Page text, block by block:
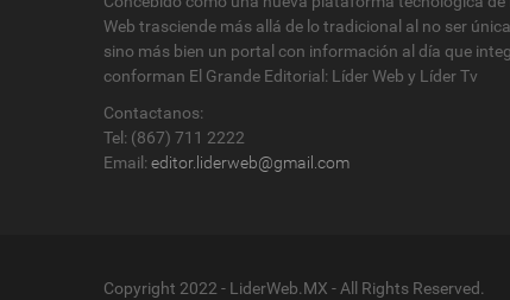
Web trasciende más allá de lo tradicional al no ser
sino más bien un portal con información al día que
conforman El Grande Editorial: Líder Web y Líder Tv
Contactanos:
Tel: (867) 711 2222
Email: editor.liderweb@gmail.com
Copyright 2022 - LiderWeb.MX - All Rights Reserved.